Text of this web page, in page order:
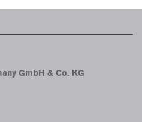
GmbH & Co. KG